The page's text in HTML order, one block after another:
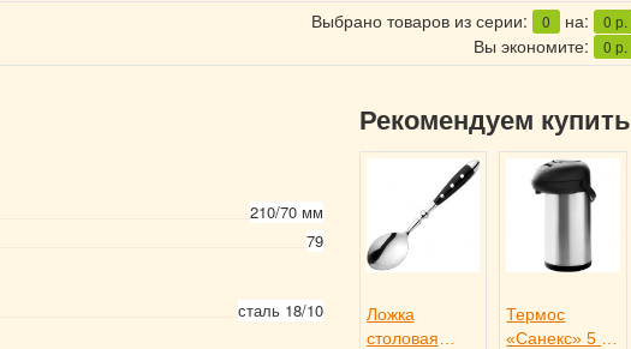
Выбрано товаров из серии: 0 на: 0 р.
Вы экономите: 0 р.
210/70 мм
79
сталь 18/10
Рекомендуем купить
Ложка
столовая
Термос
«Санекс» 5 л,